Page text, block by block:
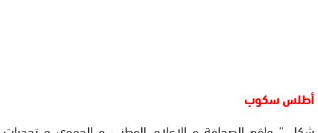
أطلس سكوب